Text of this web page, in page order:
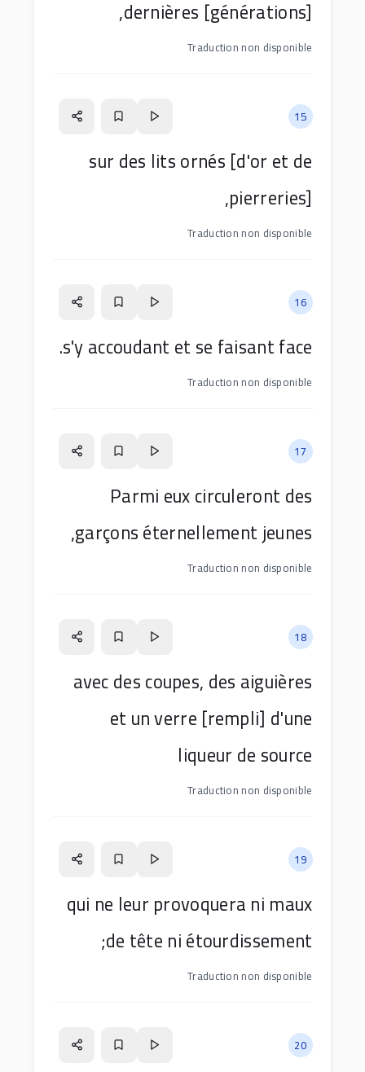
dernières [générations],
Traduction non disponible
15
sur des lits ornés [d'or et de
pierreries],
Traduction non disponible
16
s'y accoudant et se faisant face.
Traduction non disponible
17
Parmi eux circuleront des
garçons éternellement jeunes,
Traduction non disponible
18
avec des coupes, des aiguières
et un verre [rempli] d'une
liqueur de source
Traduction non disponible
19
qui ne leur provoquera ni maux
de tête ni étourdissement;
Traduction non disponible
20